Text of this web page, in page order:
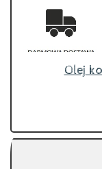
Olej